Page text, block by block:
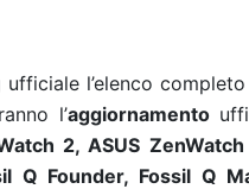
l’elenco
l’aggiornamento
2, ASUS
Q Founder, Fossil Q